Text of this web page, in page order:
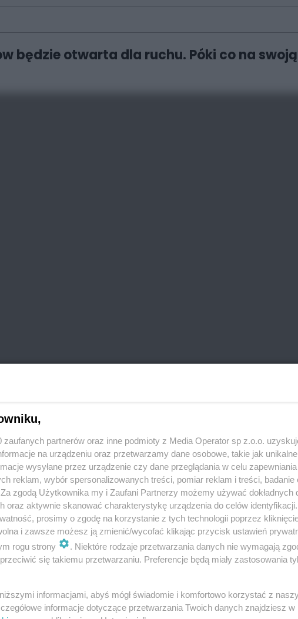
będzie otwarta dla ruchu. Póki co na
REKLAMA
zostanie otwarta dla ruchu. Od
trwają prace związane z budową
zaufanych partnerów oraz inne podmioty z Media Operator sp z.o.o.
na urządzeniu oraz przetwarzamy dane osobowe, takie jak
wysyłane przez urządzenie czy dane przeglądania w celu zapewniania
reklam, wybór spersonalizowanych treści, pomiar reklam i treści, badanie
Za zgodą Użytkownika my i Zaufani Partnerzy możemy używać dokładnych
oraz aktywnie skanować charakterystykę urządzenia do celów
prosimy o zgodę na korzystanie z tych technologii poprzez kliknięcie
i zawsze możesz ją zmienić/wycofać klikając przycisk ustawień
rogu strony
. Niektóre rodzaje przetwarzania danych nie wymagają
się takiemu przetwarzaniu. Preferencje będą miały zastosowania
informacjami, abyś mógł świadomie i komfortowo korzystać z
informacje dotyczące przetwarzania Twoich danych znajdziesz w